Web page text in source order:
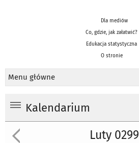
Dla mediów
Co, gdzie, jak załatwić?
Edukacja statystyczna
O stronie
Menu główne
Kalendarium
Luty 0299